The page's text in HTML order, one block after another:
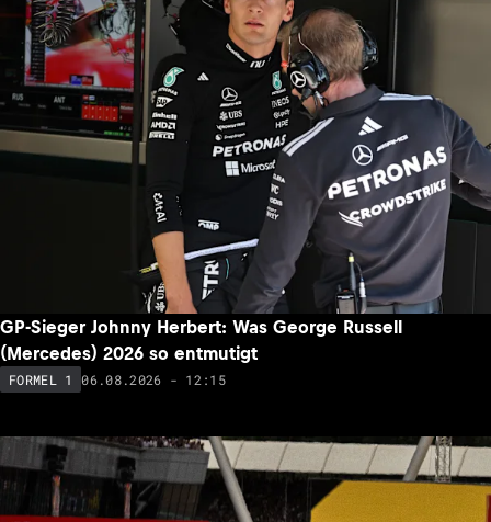
GP-Sieger Johnny Herbert: Was George Russell
(Mercedes) 2026 so entmutigt
FORMEL 1 06.08.2026 - 12:15